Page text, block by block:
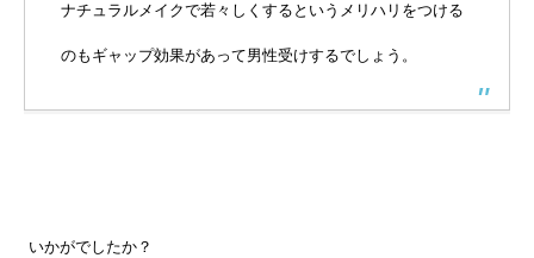
ナチュラルメイクで若々しくするというメリハリをつける
のもギャップ効果があって男性受けするでしょう。
いかがでしたか？